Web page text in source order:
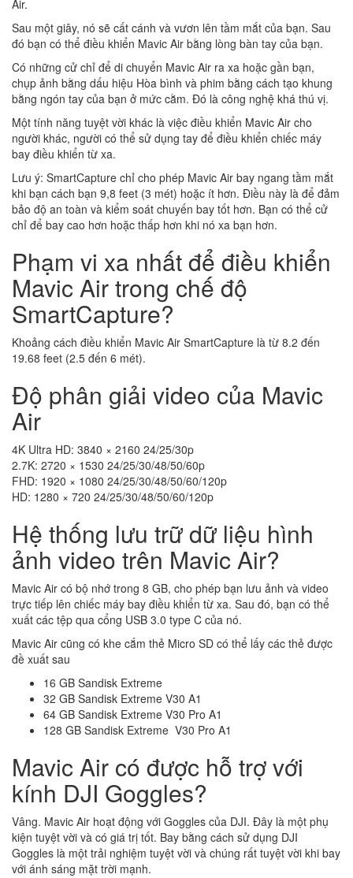
Air.
Sau một giây, nó sẽ cất cánh và vươn lên tầm mắt của bạn. Sau
đó bạn có thể điều khiển Mavic Air bằng lòng bàn tay của bạn.
Có những cử chỉ để di chuyển Mavic Air ra xa hoặc gần bạn,
chụp ảnh bằng dấu hiệu Hòa bình và phim bằng cách tạo khung
bằng ngón tay của bạn ở mức cằm. Đó là công nghệ khá thú vị.
Một tính năng tuyệt vời khác là việc điều khiển Mavic Air cho
người khác, người có thể sử dụng tay để điều khiển chiếc máy
bay điều khiển từ xa.
Lưu ý: SmartCapture chỉ cho phép Mavic Air bay ngang tầm mắt
khi bạn cách bạn 9,8 feet (3 mét) hoặc ít hơn. Điều này là để đảm
bảo độ an toàn và kiểm soát chuyến bay tốt hơn. Bạn có thể cử
chỉ để bay cao hơn hoặc thấp hơn khi nó xa bạn hơn.
Phạm vi xa nhất để điều khiển
Mavic Air trong chế độ
SmartCapture?
Khoảng cách điều khiển Mavic Air SmartCapture là từ 8.2 đến
19.68 feet (2.5 đến 6 mét).
Độ phân giải video của Mavic
Air
4K Ultra HD: 3840 × 2160 24/25/30p
2.7K: 2720 × 1530 24/25/30/48/50/60p
FHD: 1920 × 1080 24/25/30/48/50/60/120p
HD: 1280 × 720 24/25/30/48/50/60/120p
Hệ thống lưu trữ dữ liệu hình
ảnh video trên Mavic Air?
Mavic Air có bộ nhớ trong 8 GB, cho phép bạn lưu ảnh và video
trực tiếp lên chiếc máy bay điều khiển từ xa. Sau đó, bạn có thể
xuất các tệp qua cổng USB 3.0 type C của nó.
Mavic Air cũng có khe cắm thẻ Micro SD có thể lấy các thẻ được
đề xuất sau
16 GB Sandisk Extreme
32 GB Sandisk Extreme V30 A1
64 GB Sandisk Extreme V30 Pro A1
128 GB Sandisk Extreme V30 Pro A1
Mavic Air có được hỗ trợ với
kính DJI Goggles?
Vâng. Mavic Air hoạt động với Goggles của DJI. Đây là một phụ
kiện tuyệt vời và có giá trị tốt. Bay bằng cách sử dụng DJI
Goggles là một trải nghiệm tuyệt vời và chúng rất tuyệt vời khi bay
với ánh sáng mặt trời mạnh.